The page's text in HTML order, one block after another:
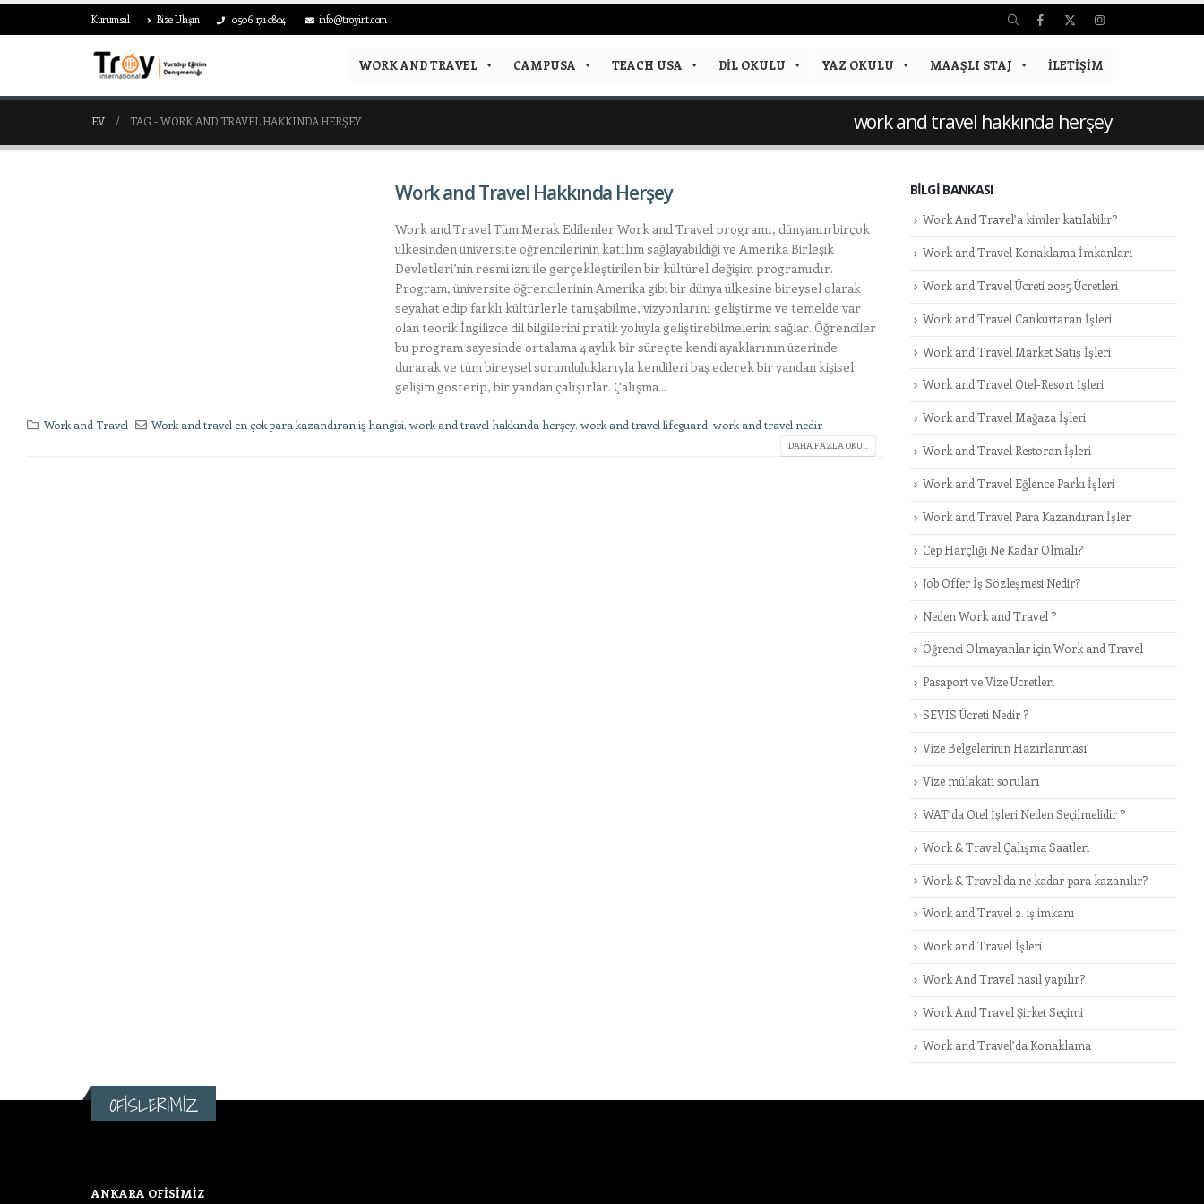
Kurumsal Bize Ulaşın 0506 171 0804 info@troyint.com
WORK AND TRAVEL CAMPUSA TEACH USA DIL OKULU YAZ OKULU MAAŞLI STAJ İLETIŞIM
work and travel hakkında herşey
EV TAG -WORK AND TRAVEL HAKKINDA HERŞEY
Work and Travel Hakkında Herşey
Work and Travel Tüm Merak Edilenler Work and Travel programı, dünyanın birçok
ülkesinden üniversite öğrencilerinin katılım sağlayabildiği ve Amerika Birleşik
Devletleri’nin resmi izni ile gerçekleştirilen bir kültürel değişim programıdır.
Program, üniversite öğrencilerinin Amerika gibi bir dünya ülkesine bireysel olarak
seyahat edip farklı kültürlerle tanışabilme, vizyonlarını geliştirme ve temelde var
olan teorik İngilizce dil bilgilerini pratik yoluyla geliştirebilmelerini sağlar. Öğrenciler
bu program sayesinde ortalama 4 aylık bir süreçte kendi ayaklarının üzerinde
durarak ve tüm bireysel sorumluluklarıyla kendileri baş ederek bir yandan kişisel
gelişim gösterip, bir yandan çalışırlar. Çalışma...
Work and Travel Work and travel en çok para kazandıran iş hangisi,work and travel hakkında herşey,work and travel lifeguard,work and travel nedir
DAHA FAZLA OKU...
BILGI BANKASI
Work And Travel’a kimler katılabilir?
Work and Travel Konaklama İmkanları
Work and Travel Ücreti 2025 Ücretleri
Work and Travel Cankurtaran İşleri
Work and Travel Market Satış İşleri
Work and Travel Otel-Resort İşleri
Work and Travel Mağaza İşleri
Work and Travel Restoran İşleri
Work and Travel Eğlence Parkı İşleri
Work and Travel Para Kazandıran İşler
Cep Harçlığı Ne Kadar Olmalı?
Job Offer İş Sözleşmesi Nedir?
Neden Work and Travel ?
Öğrenci Olmayanlar için Work and Travel
Pasaport ve Vize Ücretleri
SEVIS Ücreti Nedir ?
Vize Belgelerinin Hazırlanması
Vize mülakatı soruları
WAT’da Otel İşleri Neden Seçilmelidir ?
Work & Travel Çalışma Saatleri
Work & Travel’da ne kadar para kazanılır?
Work and Travel 2. iş imkanı
Work and Travel İşleri
Work And Travel nasıl yapılır?
Work And Travel Şirket Seçimi
Work and Travel’da Konaklama
OFİSLERİMİZ
ANKARA OFİSİMİZ